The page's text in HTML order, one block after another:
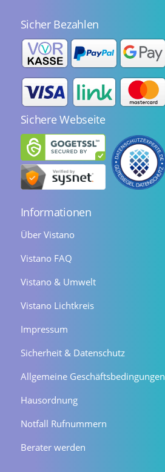
Sicher Bezahlen
Sichere Webseite
Informationen
Über Vistano
Vistano FAQ
Vistano & Umwelt
Vistano Lichtkreis
Impressum
Sicherheit & Datenschutz
Allgemeine Geschäftsbedingungen
Hausordnung
Notfall Rufnummern
Berater werden